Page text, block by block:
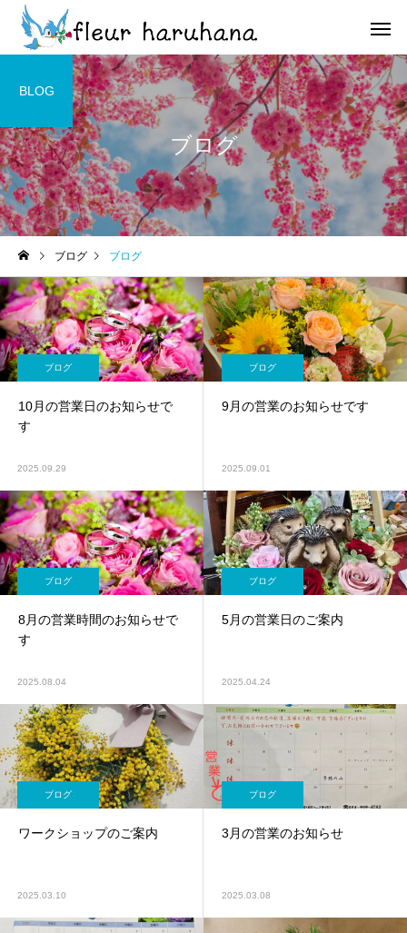
ブログ
8月営業のお知らせです🐦⁡⁡
ブログ
6月の予定です☺️
ブログ
BLOG
ブログ ブログ
ブログ
10月の営業日のお知らせで
す
2025.09.29
ブログ
9月の営業のお知らせです
2025.09.01
ブログ
8月の営業時間のお知らせで
す
2025.08.04
ブログ
5月の営業日のご案内
2025.04.24
ブログ
ワークショップのご案内
2025.03.10
ブログ
3月の営業のお知らせ
2025.03.08